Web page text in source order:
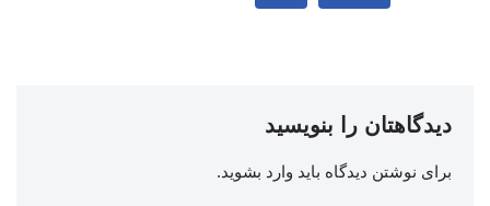
دیدگاهتان را بنویسید
برای نوشتن دیدگاه باید وارد بشوید.